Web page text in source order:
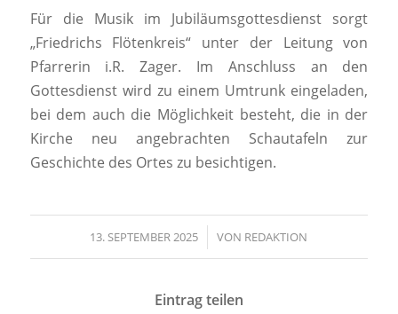
Für die Musik im Jubiläumsgottesdienst sorgt
„Friedrichs Flötenkreis“ unter der Leitung von
Pfarrerin i.R. Zager. Im Anschluss an den
Gottesdienst wird zu einem Umtrunk eingeladen,
bei dem auch die Möglichkeit besteht, die in der
Kirche neu angebrachten Schautafeln zur
Geschichte des Ortes zu besichtigen.
13. SEPTEMBER 2025
/ VON REDAKTION
Eintrag teilen